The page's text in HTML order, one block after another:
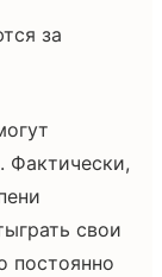
за
Фактически,
свои
постоянно